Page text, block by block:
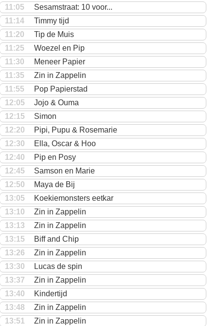
11:05
Sesamstraat: 10 voor...
11:14
Timmy tijd
11:20
Tip de Muis
11:25
Woezel en Pip
11:30
Meneer Papier
11:35
Zin in Zappelin
11:55
Pop Papierstad
12:05
Jojo & Ouma
12:15
Simon
12:20
Pipi, Pupu & Rosemarie
12:30
Ella, Oscar & Hoo
12:40
Pip en Posy
12:45
Samson en Marie
12:50
Maya de Bij
13:05
Koekiemonsters eetkar
13:10
Zin in Zappelin
13:13
Zin in Zappelin
13:15
Biff and Chip
13:26
Zin in Zappelin
13:30
Lucas de spin
13:37
Zin in Zappelin
13:40
Kindertijd
13:48
Zin in Zappelin
13:51
Zin in Zappelin